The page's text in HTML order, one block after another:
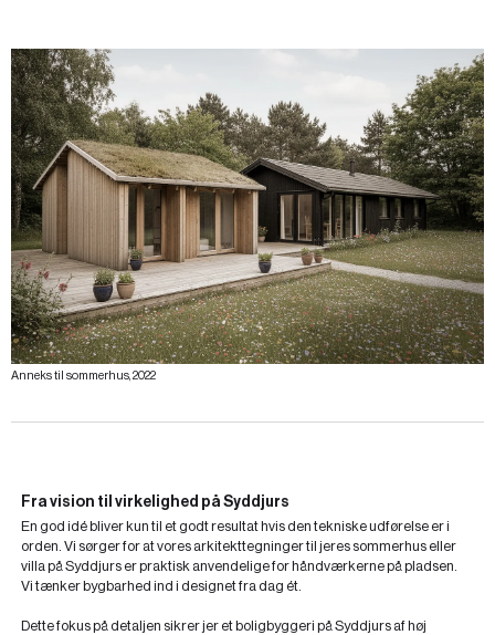
Anneks til sommerhus, 2022
Fra vision til virkelighed på Syddjurs
En god idé bliver kun til et godt resultat hvis den tekniske udførelse er i
orden. Vi sørger for at vores arkitekttegninger til jeres sommerhus eller
villa på Syddjurs er praktisk anvendelige for håndværkerne på pladsen.
Vi tænker bygbarhed ind i designet fra dag ét.
Dette fokus på detaljen sikrer jer et boligbyggeri på Syddjurs af høj